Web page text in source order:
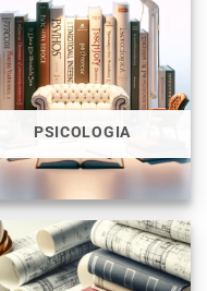
PSICOLOGIA